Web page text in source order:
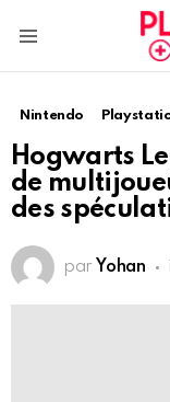
Nintendo
Hogwarts
de
des
par Yohan